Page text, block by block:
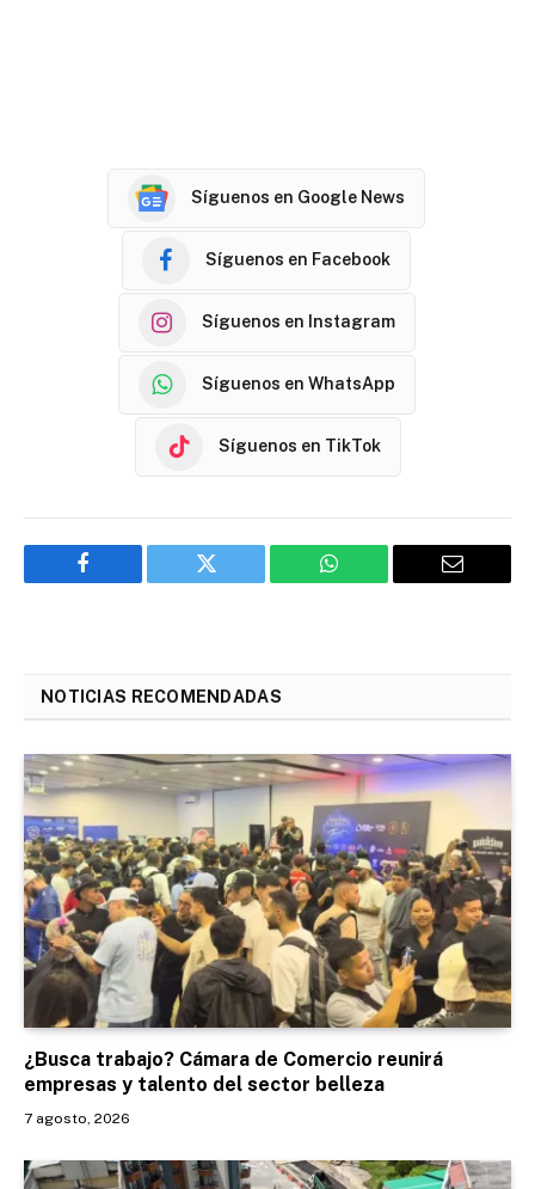
Síguenos en Google News
Síguenos en Facebook
Síguenos en Instagram
Síguenos en WhatsApp
Síguenos en TikTok
Facebook Twitter WhatsApp Email
NOTICIAS RECOMENDADAS
¿Busca trabajo? Cámara de Comercio reunirá
empresas y talento del sector belleza
7 agosto, 2026